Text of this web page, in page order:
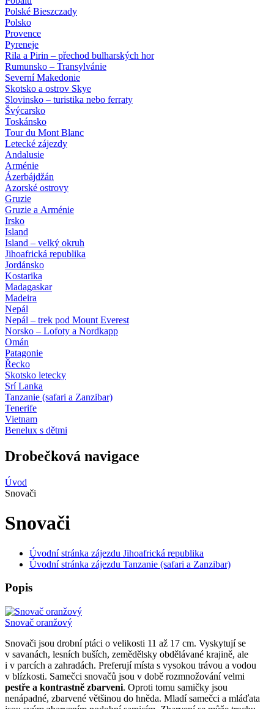
Polské Bieszczady
Polsko
Provence
Pyreneje
Rila a Pirin – přechod bulharských hor
Rumunsko – Transylvánie
Severní Makedonie
Skotsko a ostrov Skye
Slovinsko – turistika nebo ferraty
Švýcarsko
Toskánsko
Tour du Mont Blanc
Letecké zájezdy
Andalusie
Arménie
Ázerbájdžán
Azorské ostrovy
Gruzie
Gruzie a Arménie
Irsko
Island
Island – velký okruh
Jihoafrická republika
Jordánsko
Kostarika
Madagaskar
Madeira
Nepál
Nepál – trek pod Mount Everest
Norsko – Lofoty a Nordkapp
Omán
Patagonie
Řecko
Skotsko letecky
Srí Lanka
Tanzanie (safari a Zanzibar)
Tenerife
Vietnam
Benelux s dětmi
Drobečková navigace
Úvod
Snovači
Snovači
Úvodní stránka zájezdu Jihoafrická republika
Úvodní stránka zájezdu Tanzanie (safari a Zanzibar)
Popis
Snovač oranžový
Snovači jsou drobní ptáci o velikosti 11 až 17 cm. Vyskytují se
v savanách, lesních buších, zemědělsky obdělávané krajině, ale
i v parcích a zahradách. Preferují místa s vysokou trávou a vodou
v blízkosti. Samečci snovačů jsou v době rozmnožování velmi
pestře a kontrastně zbarveni. Oproti tomu samičky jsou
nenápadné, zbarvené většinou do hněda. Mladí samečci a mláďata